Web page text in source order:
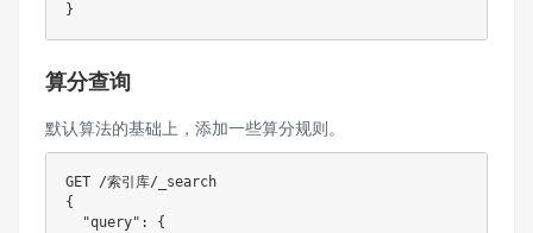
算分查询
默认算法的基础上，添加一些算分规则。
GET /索引库/_search
{
  "query": {